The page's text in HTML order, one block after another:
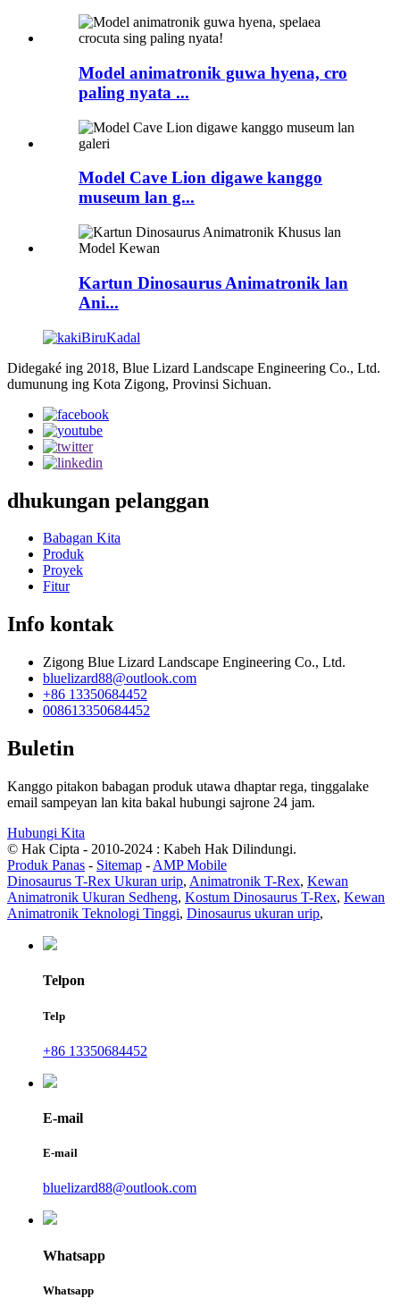
Model animatronik guwa hyena, cro
paling nyata ...
Model Cave Lion digawe kanggo
museum lan g...
Kartun Dinosaurus Animatronik lan
Ani...
Didegaké ing 2018, Blue Lizard Landscape Engineering Co., Ltd.
dumunung ing Kota Zigong, Provinsi Sichuan.
dhukungan pelanggan
Babagan Kita
Produk
Proyek
Fitur
Info kontak
Zigong Blue Lizard Landscape Engineering Co., Ltd.
bluelizard88@outlook.com
+86 13350684452
008613350684452
Buletin
Kanggo pitakon babagan produk utawa dhaptar rega, tinggalake
email sampeyan lan kita bakal hubungi sajrone 24 jam.
Hubungi Kita
© Hak Cipta - 2010-2024 : Kabeh Hak Dilindungi.
Produk Panas - Sitemap - AMP Mobile
Dinosaurus T-Rex Ukuran urip, Animatronik T-Rex, Kewan
Animatronik Ukuran Sedheng, Kostum Dinosaurus T-Rex, Kewan
Animatronik Teknologi Tinggi, Dinosaurus ukuran urip,
Telpon
Telp
+86 13350684452
E-mail
E-mail
bluelizard88@outlook.com
Whatsapp
Whatsapp